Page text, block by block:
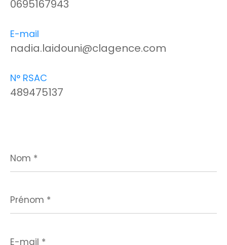
0695167943
E-mail
nadia.laidouni@clagence.com
N° RSAC
489475137
*
*
mail